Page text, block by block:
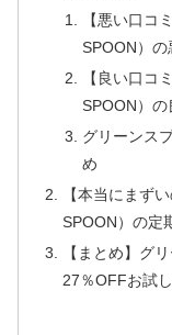
【悪い口コ
SPOON）
【良い口コ
SPOON）の
グリーンス
め
【本当にまず
SPOON）の定
【まとめ】グ
27％OFFお試